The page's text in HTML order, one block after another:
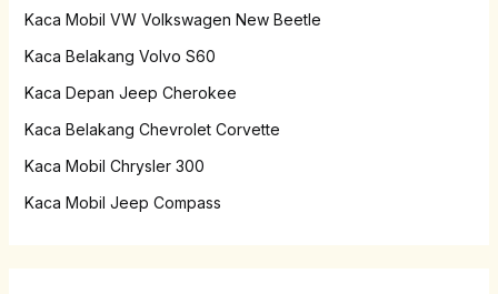
Kaca Mobil VW Volkswagen New Beetle
Kaca Belakang Volvo S60
Kaca Depan Jeep Cherokee
Kaca Belakang Chevrolet Corvette
Kaca Mobil Chrysler 300
Kaca Mobil Jeep Compass